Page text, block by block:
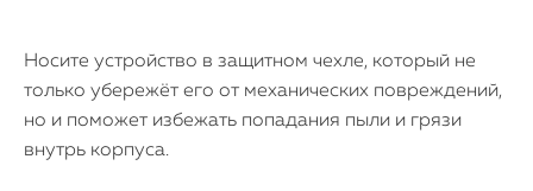
Носите устройство в защитном чехле, который не
только убережёт его от механических повреждений,
но и поможет избежать попадания пыли и грязи
внутрь корпуса.